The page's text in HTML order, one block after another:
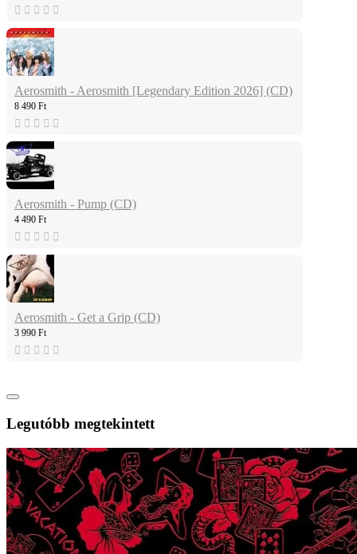
Aerosmith - Aerosmith [Legendary Edition 2026] (CD)
8 490 Ft
Aerosmith - Pump (CD)
4 490 Ft
Aerosmith - Get a Grip (CD)
3 990 Ft
Legutóbb megtekintett